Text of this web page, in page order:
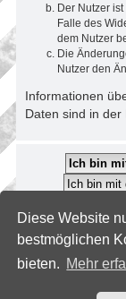
Diese Website
bestmöglichen
bieten. Mehr
Der Nutzer
Falle des
dem Nutzer
Die
Nutzer den
Informationen
Daten sind in der
Foren-